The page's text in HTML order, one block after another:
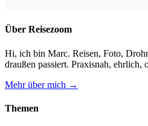
Über Reisezoom
Hi, ich bin Marc. Reisen, Foto,
draußen passiert. Praxisnah, ehrlich,
Mehr über mich →
Themen